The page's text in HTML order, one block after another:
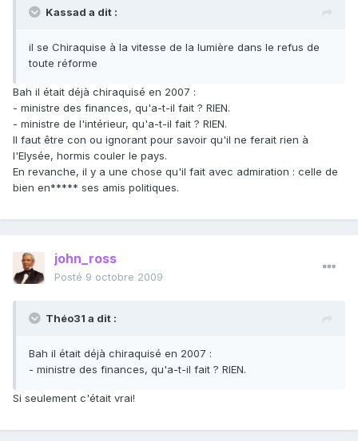
Kassad a dit :
il se Chiraquise à la vitesse de la lumière dans le refus de
toute réforme
Bah il était déjà chiraquisé en 2007 :
- ministre des finances, qu'a-t-il fait ? RIEN.
- ministre de l'intérieur, qu'a-t-il fait ? RIEN.
Il faut être con ou ignorant pour savoir qu'il ne ferait rien à
l'Elysée, hormis couler le pays.
En revanche, il y a une chose qu'il fait avec admiration : celle de
bien en***** ses amis politiques.
john_ross
Posté 9 octobre 2009
Théo31 a dit :
Bah il était déjà chiraquisé en 2007 :
- ministre des finances, qu'a-t-il fait ? RIEN.
Si seulement c'était vrai!